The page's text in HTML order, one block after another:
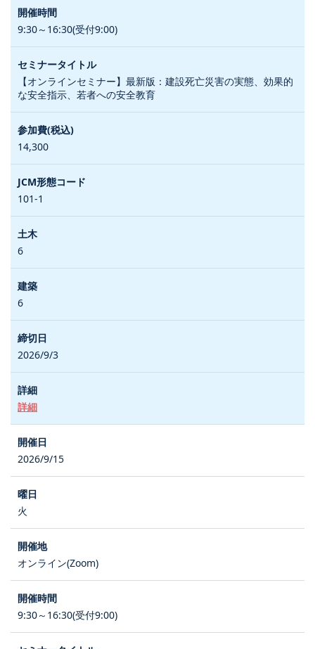
9:30～16:30(受付9:00)
【オンラインセミナー】最新版：建設死亡災害の実態、効果的
な安全指示、若者への安全教育
14,300
101-1
6
6
2026/9/3
詳細
2026/9/15
火
オンライン(Zoom)
9:30～16:30(受付9:00)